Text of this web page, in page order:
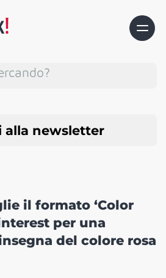
alla newsletter
il formato ‘Color
per una
del colore rosa